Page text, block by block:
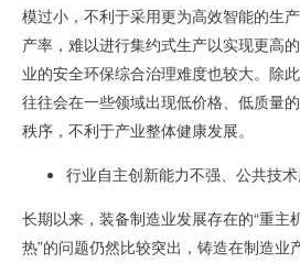
模过小，不利于采用更为高效智能的生
产率，难以进行集约式生产以实现更高
业的安全环保综合治理难度也较大。除
往往会在一些领域出现低价格、低质量
秩序，不利于产业整体健康发展。
行业自主创新能力不强、公共技
长期以来，装备制造业发展存在的“重主
热”的问题仍然比较突出，铸造在制造业